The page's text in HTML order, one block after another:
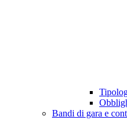
Bandi di gara e